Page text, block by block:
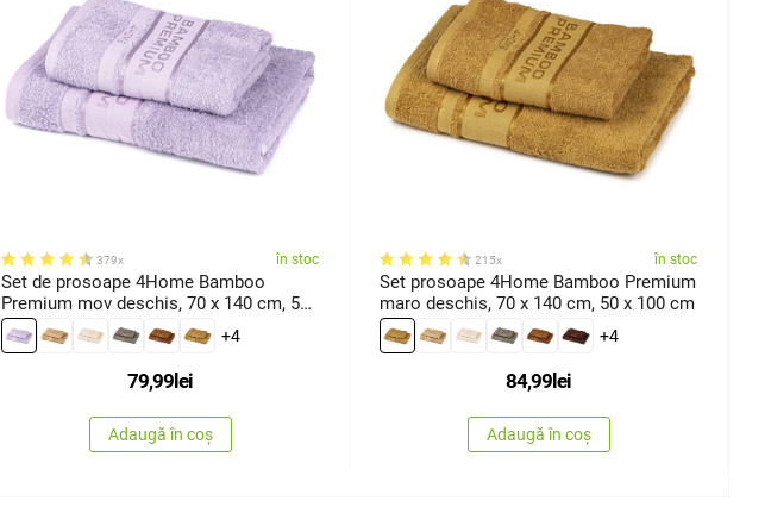
379x în stoc
Set de prosoape 4Home Bamboo
Premium mov deschis, 70 x 140 cm, 50
x 100 cm
+4
79,99lei
Adaugă în coș
215x în stoc
Set prosoape 4Home Bamboo Premium
maro deschis, 70 x 140 cm, 50 x 100 cm
+4
84,99lei
Adaugă în coș